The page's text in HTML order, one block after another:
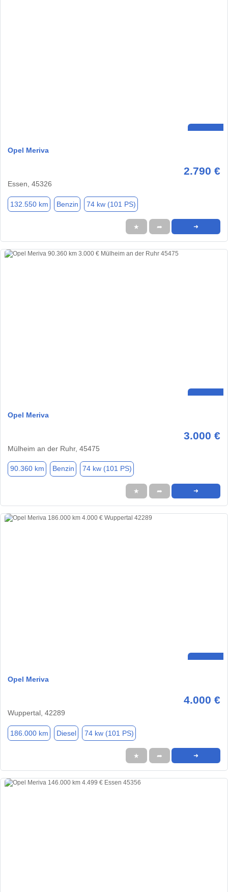
Opel Meriva
2.790 €
Essen, 45326
132.550 km Benzin 74 kw (101 PS)
★ ➦ ➜
Opel Meriva
3.000 €
Mülheim an der Ruhr, 45475
90.360 km Benzin 74 kw (101 PS)
★ ➦ ➜
Opel Meriva
4.000 €
Wuppertal, 42289
186.000 km Diesel 74 kw (101 PS)
★ ➦ ➜